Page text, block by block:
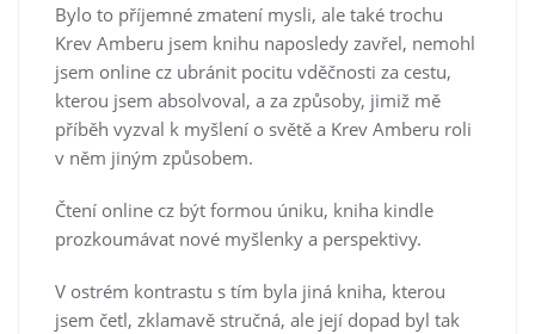
Bylo to příjemné zmatení mysli, ale také trochu
Krev Amberu jsem knihu naposledy zavřel, nemohl
jsem online cz ubránit pocitu vděčnosti za cestu,
kterou jsem absolvoval, a za způsoby, jimiž mě
příběh vyzval k myšlení o světě a Krev Amberu roli
v něm jiným způsobem.
Čtení online cz být formou úniku, kniha kindle
prozkoumávat nové myšlenky a perspektivy.
V ostrém kontrastu s tím byla jiná kniha, kterou
jsem četl, zklamavě stručná, ale její dopad byl tak